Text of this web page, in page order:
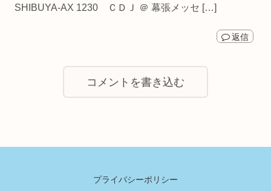
SHIBUYA-AX 1230 ＣＤＪ ＠ 幕張メッセ […]
返信
コメントを書き込む
プライバシーポリシー